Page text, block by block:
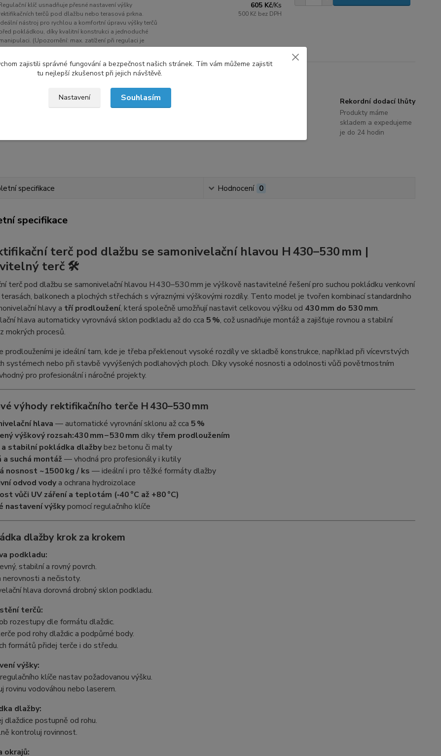
klíč usnadňuje přesné nastavení výšky
terčů pod dlažbu nebo terasová prkna.
nástroj pro rychlou a komfortní úpravu výšky terčů
pokládkou, díky kvalitní konstrukci a jednoduché
(Upozornění: max. zatížení při regulaci je
kg.)
605 Kč/Ks
500 Kč bez DPH
Terasové systémy od
Nejlevnější ve své
třídě
Rekordní dodací lhůty
Produkty máme
skladem a expedujeme
je do 24 hodin
specifikace Hodnocení 0
specifikace
terč pod dlažbu se samonivelační hlavou H 430–530 mm |
terč 🛠️
terč pod dlažbu se samonivelační hlavou H 430–530 mm je výškově nastavitelné řešení pro suchou pokládku venkovní
balkonech a plochých střechách s výraznými výškovými rozdíly. Tento model je tvořen kombinací standardního
hlavy a tří prodloužení, která společně umožňují nastavit celkovou výšku od 430 mm do 530 mm.
hlava automaticky vyrovnává sklon podkladu až do cca 5 %, což usnadňuje montáž a zajišťuje rovnou a stabilní
mokrých procesů.
prodlouženími je ideální tam, kde je třeba překlenout vysoké rozdíly ve skladbě konstrukce, například při vícevrstvých
systémech nebo při stavbě vyvýšených podlahových ploch. Díky vysoké nosnosti a odolnosti vůči povětrnostním
pro profesionální i náročné projekty.
výhody rektifikačního terče H 430–530 mm
hlava — automatické vyrovnání sklonu až cca 5 %
výškový rozsah:430 mm – 530 mm díky třem prodloužením
a stabilní pokládka dlažbybez betonu či malty
a suchá montáž — vhodná pro profesionály i kutily
nosnost ~1500 kg / ks — ideální i pro těžké formáty dlažby
odvod vodya ochrana hydroizolace
vůči UV záření a teplotám (‑40 °C až +80 °C)
nastavení výškypomocí regulačního klíče
dlažby krok za krokem
podkladu:
stabilní a rovný povrch.
nerovnosti a nečistoty.
hlava dorovná drobný sklon podkladu.
terčů:
rozestupy dle formátu dlaždic.
pod rohy dlaždic a podpůrné body.
formátů přidej terče i do středu.
výšky:
klíče nastav požadovanou výšku.
rovinu vodováhou nebo laserem.
dlažby:
dlaždice postupně od rohu.
kontroluj rovinnost.
okrajů:
zajistili správné fungování a bezpečnost našich stránek. Tím vám můžeme zajistit
tu nejlepší zkušenost při jejich návštěvě.
Nastavení Souhlasím